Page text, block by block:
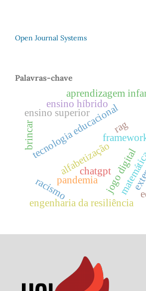
Open Journal Systems
Palavras-chave
tecnologia educacional
alfabetizaçãojogo digital
ensino superior
engenharia da resiliência
pandemia
rag
ensino híbrido
racismo
brincar
aprendizagem
chatgpt